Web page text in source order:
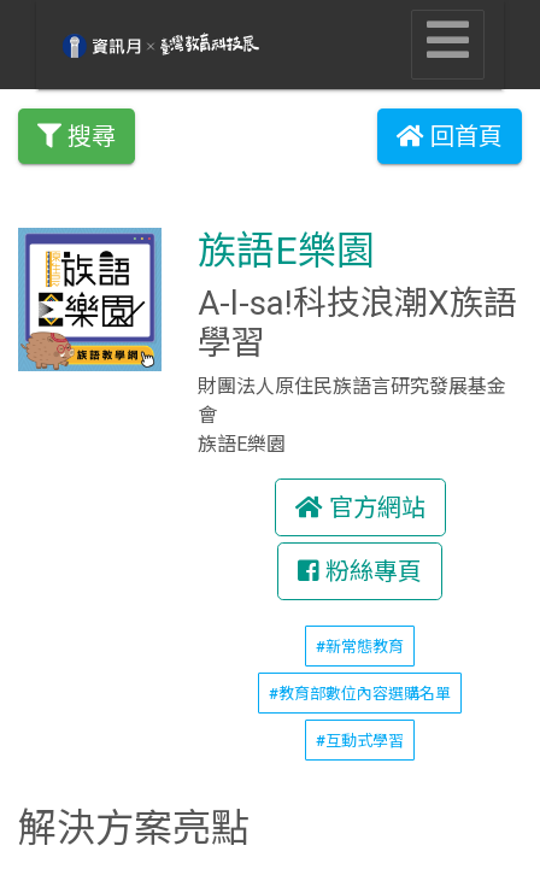
搜尋 回首頁
族語E樂園
A-l-sa!科技浪潮X族語
學習
財團法人原住民族語言研究發展基金
會
族語E樂園
官方網站
粉絲專頁
#新常態教育
#教育部數位內容選購名單
#互動式學習
解決方案亮點